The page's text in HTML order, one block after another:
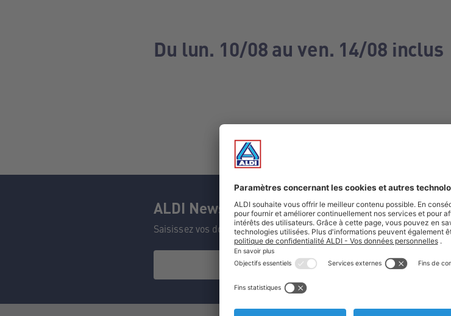
Du lun. 10/08 au ven. 14/08 inclus
ALDI Newsletter
Saisissez vos données et ne manquez aucune de nos offres.